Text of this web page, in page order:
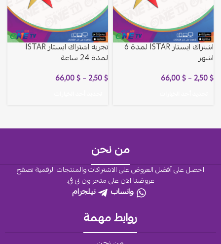
اشتراك ايستار ISTAR لمدة 6
اشهر
2,50$
–
66,00$
تجربة اشتراك ايستار ISTAR
لمدة 24 ساعة
2,50$
–
66,00$
من نحن
احصل على أفضل العروض على الاشتراكات والمنتجات الرقمية تصفح
عروضنا الان على متجر ون تي في.
واتساب تيلجرام
روابط مهمة